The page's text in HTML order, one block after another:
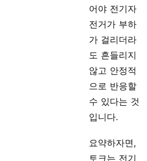
어야 전기자
전거가 부하
가 걸리더라
도 흔들리지
않고 안정적
으로 반응할
수 있다는 것
입니다.
요약하자면,
토크는 전기